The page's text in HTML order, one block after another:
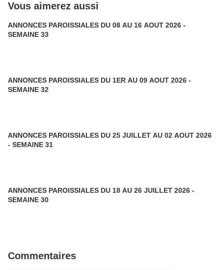
Vous aimerez aussi
ANNONCES PAROISSIALES DU 08 AU 16 AOUT 2026 -
SEMAINE 33
ANNONCES PAROISSIALES DU 1ER AU 09 AOUT 2026 -
SEMAINE 32
ANNONCES PAROISSIALES DU 25 JUILLET AU 02 AOUT 2026
- SEMAINE 31
ANNONCES PAROISSIALES DU 18 AU 26 JUILLET 2026 -
SEMAINE 30
Commentaires